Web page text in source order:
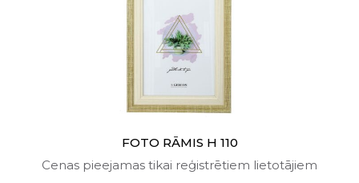
FOTO RĀMIS H 110
Cenas pieejamas tikai reģistrētiem lietotājiem